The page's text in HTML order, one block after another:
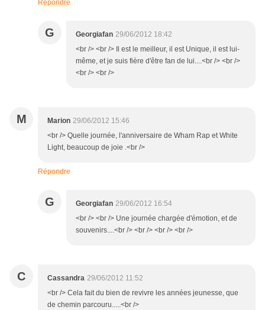
Répondre
G Georgiafan 29/06/2012 18:42
<br /> <br /> Il est le meilleur, il est Unique, il est lui-
même, et je suis fière d'être fan de lui....<br /> <br />
<br /> <br />
M Marion 29/06/2012 15:46
<br /> Quelle journée, l'anniversaire de Wham Rap et White
Light, beaucoup de joie .<br />
Répondre
G Georgiafan 29/06/2012 16:54
<br /> <br /> Une journée chargée d'émotion, et de
souvenirs....<br /> <br /> <br /> <br />
C Cassandra 29/06/2012 11:52
<br /> Cela fait du bien de revivre les années jeunesse, que
de chemin parcouru.....<br />